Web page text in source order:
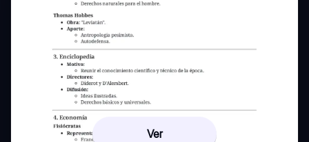
Ver